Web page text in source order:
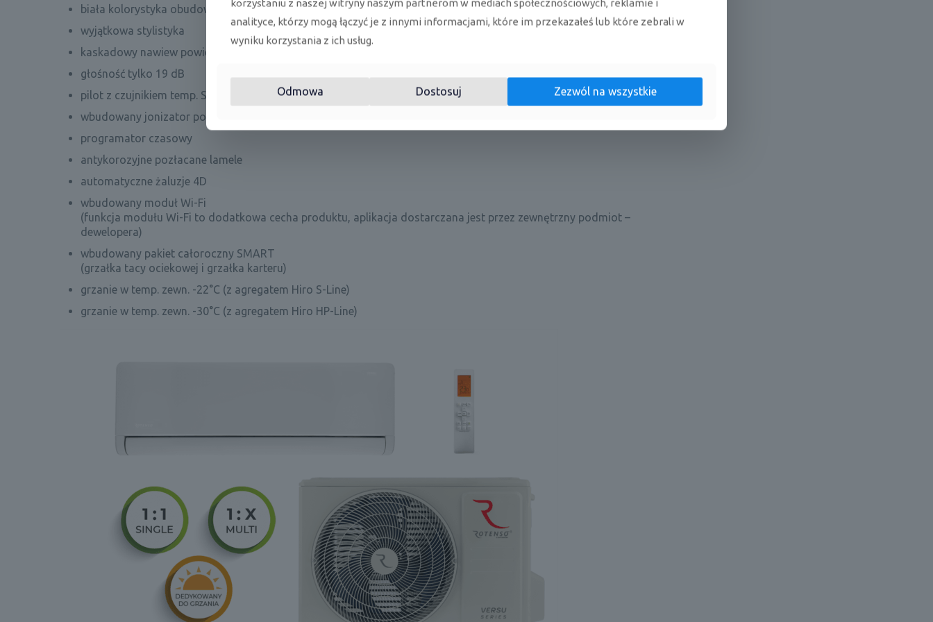
biała kolorystyka obudowy ze srebrnymi zdobieniami
wyjątkowa stylistyka
kaskadowy nawiew powietrza 180° dzięki obrotowej żaluzji
głośność tylko 19 dB
pilot z czujnikiem temp. Smart Follow
wbudowany jonizator powietrza iAIR
programator czasowy
antykorozyjne pozłacane lamele
automatyczne żaluzje 4D
wbudowany moduł Wi-Fi
(funkcja modułu Wi-Fi to dodatkowa cecha produktu, aplikacja dostarczana jest przez zewnętrzny podmiot –
dewelopera)
wbudowany pakiet całoroczny SMART
(grzałka tacy ociekowej i grzałka karteru)
grzanie w temp. zewn. -22°C (z agregatem Hiro S-Line)
grzanie w temp. zewn. -30°C (z agregatem Hiro HP-Line)
korzystaniu z naszej witryny naszym partnerom w mediach społecznościowych, reklamie i
analityce, którzy mogą łączyć je z innymi informacjami, które im przekazałeś lub które zebrali w
wyniku korzystania z ich usług.
Odmowa Dostosuj Zezwól na wszystkie